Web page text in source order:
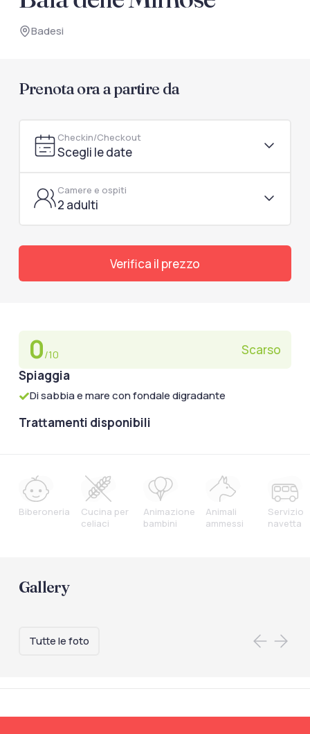
documenti di viaggio.
Badesi
Prenota ora a partire da
Checkin/Checkout
Scegli le date
Camere e ospiti
2 adulti
Verifica il prezzo
0/10
Scarso
Spiaggia
Di sabbia e mare con fondale digradante
Trattamenti disponibili
Biberoneria
Cucina per
celiaci
Animazione
bambini
Animali
ammessi
Servizio
navetta
Gallery
Tutte le foto